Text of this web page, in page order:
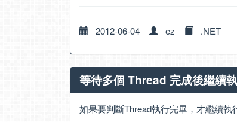
2012-06-04 ez .NET
等待多個 Thread 完成後繼續
如果要判斷Thread執行完畢，才繼續執